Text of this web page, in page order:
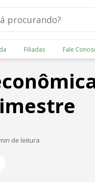
Filiadas Fale
de leitura